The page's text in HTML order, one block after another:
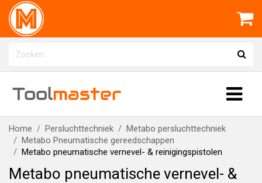
Toolmaster
Home Persluchttechniek
Metabo persluchttechniek
Metabo Pneumatische gereedschappen
Metabo pneumatische vernevel- & reinigingspistolen
Metabo pneumatische vernevel- &